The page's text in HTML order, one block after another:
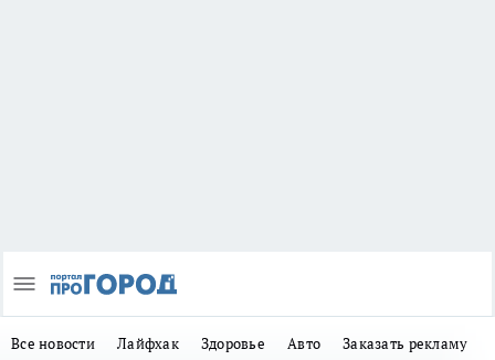
Все новости Лайфхак Здоровье Авто Заказать рекламу